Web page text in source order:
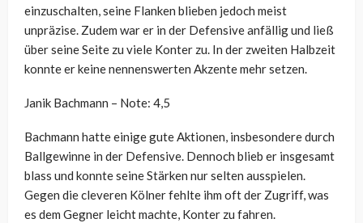
einzuschalten, seine Flanken blieben jedoch meist
unpräzise. Zudem war er in der Defensive anfällig und ließ
über seine Seite zu viele Konter zu. In der zweiten Halbzeit
konnte er keine nennenswerten Akzente mehr setzen.
Janik Bachmann – Note: 4,5
Bachmann hatte einige gute Aktionen, insbesondere durch
Ballgewinne in der Defensive. Dennoch blieb er insgesamt
blass und konnte seine Stärken nur selten ausspielen.
Gegen die cleveren Kölner fehlte ihm oft der Zugriff, was
es dem Gegner leicht machte, Konter zu fahren.